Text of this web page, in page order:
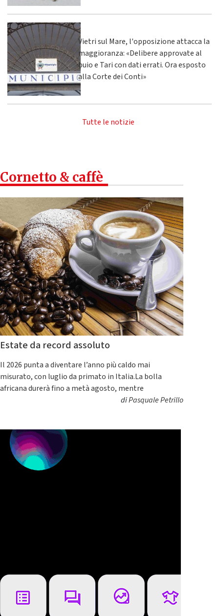
Vietri sul Mare, l'opposizione attacca la
maggioranza: «Delibere approvate al
buio e Tari con dati errati. Ora esposto
alla Corte dei Conti»
Tutte le notizie
Cornetto & caffè
Estate da record assoluto
Il 2026 punta a diventare l’anno più caldo mai
misurato, con luglio da primato in Italia.La bolla
africana durerà fino a metà agosto, mentre
diPasquale Petrillo